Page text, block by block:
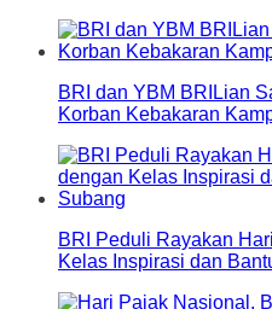
BRI dan YBM BRILian
Korban Kebakaran
BRI Peduli Rayakan
Kelas Inspirasi dan